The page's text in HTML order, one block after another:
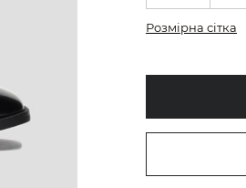
Розмірна сітка